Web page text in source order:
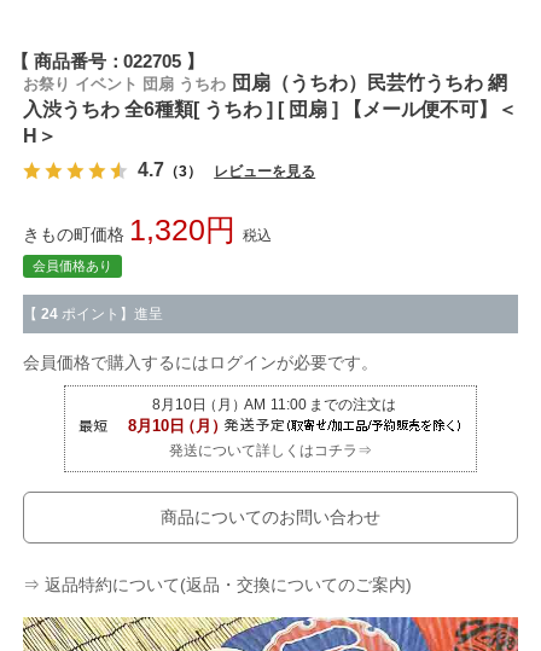
商品番号 022705
お祭り イベント 団扇 うちわ 団扇（うちわ）民芸竹うちわ 網
入渋うちわ 全6種類[ うちわ ] [ 団扇 ] 【メール便不可】＜
H＞
4.7 （3） レビューを見る
きもの町価格 1,320 税込
会員価格あり
【 24 ポイント】進呈
会員価格で購入するにはログインが必要です。
発送について詳しくはコチラ⇒
商品についてのお問い合わせ
⇒ 返品特約について(返品・交換についてのご案内)